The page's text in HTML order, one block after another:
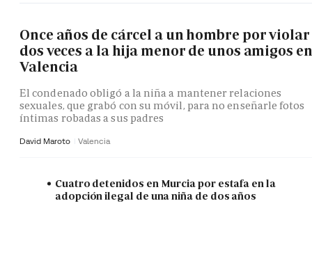
Once años de cárcel a un hombre por violar
dos veces a la hija menor de unos amigos en
Valencia
El condenado obligó a la niña a mantener relaciones
sexuales, que grabó con su móvil, para no enseñarle fotos
íntimas robadas a sus padres
David Maroto Valencia
Cuatro detenidos en Murcia por estafa en la
adopción ilegal de una niña de dos años